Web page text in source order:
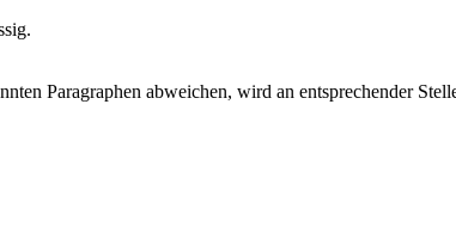
Paragraphen abweichen, wird an entsprechender